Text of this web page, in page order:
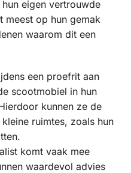
eigen vertrouwde
meest op hun gemak
waarom dit een
een proefrit aan
scootmobiel in hun
kunnen ze de
ruimtes, zoals hun
komt vaak mee
waardevol advies